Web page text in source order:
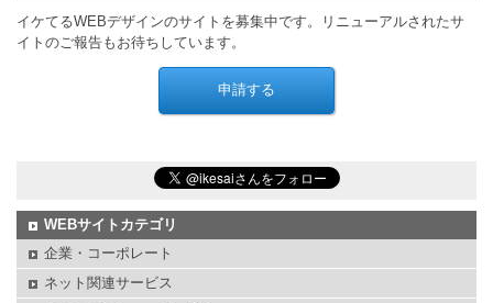
イケてるWEBデザインのサイトを募集中です。リニューアルされたサ
イトのご報告もお待ちしています。
WEBサイトカテゴリ
企業・コーポレート
ネット関連サービス